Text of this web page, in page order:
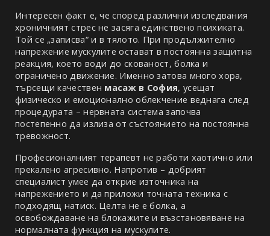
Интересен факт е, че според различни изследвания
хроничният стрес не засяга единствено психиката.
Той се „записва“ и в тялото. При продължително
напрежение мускулите остават в постоянна защитна
реакция, което води до скованост, болка и
ограничено движение. Именно затова много хора,
търсещи качествен масаж в София, усещат
физическо и емоционално облекчение веднага след
процедурата – нервната система започва
постепенно да излиза от състоянието на постоянна
тревожност.
Професионалният терапевт не работи хаотично или
прекалено агресивно. Напротив – добрият
специалист умее да открие източника на
напрежението и да приложи точната техника с
подходящ натиск. Целта не е болка, а
освобождаване на блокажите и възстановяване на
нормалната функция на мускулите.